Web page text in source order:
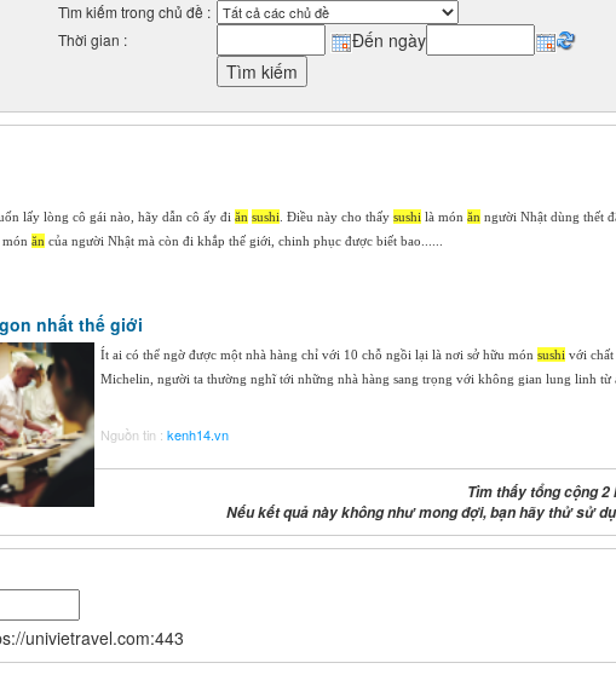
Tìm kiếm trong chủ đề :
Thời gian :
Đến ngày
lấy lòng cô gái nào, hãy dẫn cô ấy đi ăn sushi . Điều này cho thấy sushi là món ăn người Nhật dùng thết
ăn của người Nhật mà còn đi khắp thế giới, chinh phục được biết bao......
nhất thế giới
Ít ai có thể ngờ được một nhà hàng chỉ với 10 chỗ ngồi lại là nơi sở hữu món sushi với chất
Michelin, người ta thường nghĩ tới những nhà hàng sang trọng với không gian lung linh từ
Nguồn tin : kenh14.vn
Tìm thấy tổng cộng 2
Nếu kết quả này không như mong đợi, bạn hãy thử sử
univietravel.com:443